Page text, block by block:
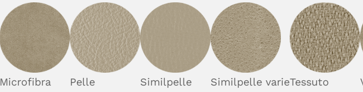
Microfibra Pelle Similpelle Similpelle varieTessuto